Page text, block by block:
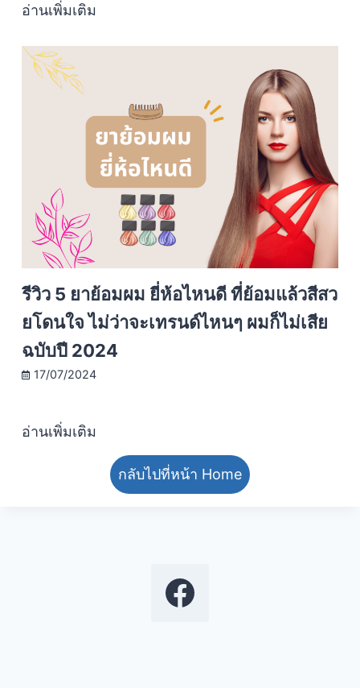
อ่านเพิ่มเติม
รีวิว 5 ยาย้อมผม ยี่ห้อไหนดี ที่ย้อมแล้วสีสว
ยโดนใจ ไม่ว่าจะเทรนด์ไหนๆ ผมก็ไม่เสีย
ฉบับปี 2024
17/07/2024
อ่านเพิ่มเติม
กลับไปที่หน้า Home